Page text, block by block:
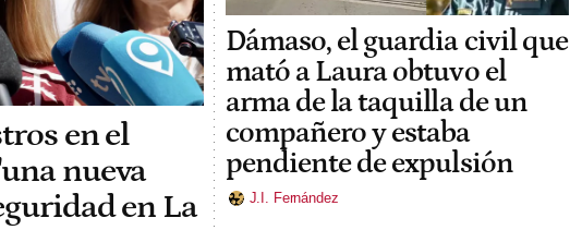
en el
nueva
en La
Dámaso, el guardia civil que
mató a Laura obtuvo el
arma de la taquilla de un
compañero y estaba
pendiente de expulsión
J.I. Fernández